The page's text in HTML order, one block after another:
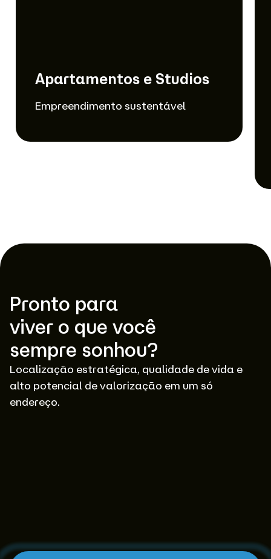
Apartamentos e Studios
Empreendimento sustentável
Pronto para
viver o que você
sempre sonhou?
Localização estratégica, qualidade de vida e
alto potencial de valorização em um só
endereço.